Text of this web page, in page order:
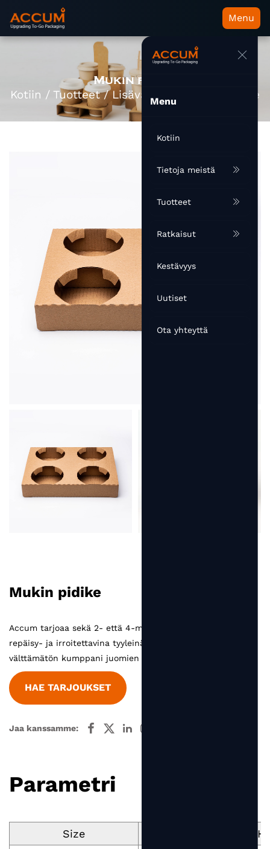
Menu
Menu
Kotiin
Tietoja meistä
Tuotteet
Ratkaisut
Kestävyys
Uutiset
Ota yhteyttä
Mukin pidike
Kotiin / Tuotteet/Lisävaruste Mukin pidike
Mukin pidike
Accum tarjoaa sekä 2- että 4-mukin pidikkeen, saatavana
repäisy- ja irroitettavina tyyleinä. Mukinpidike on
välttämätön kumppani juomien mukaan.
HAE TARJOUKSET
Jaa kanssamme:
Parametri
Size
Dimension mm (T*B*H)